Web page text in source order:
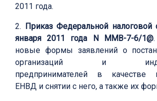
2011 года.
2.
Приказ Федеральной
января 2011 года N ММВ-7-6/1@
новые формы заявлений о
организаций и
предпринимателей в качестве
ЕНВД и снятии с него, а также их